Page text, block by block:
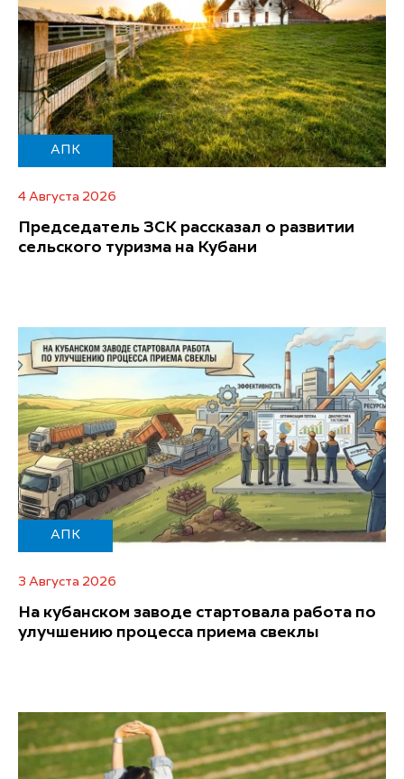
АПК
4 Августа 2026
Председатель ЗСК рассказал о развитии
сельского туризма на Кубани
АПК
3 Августа 2026
На кубанском заводе стартовала работа по
улучшению процесса приема свеклы